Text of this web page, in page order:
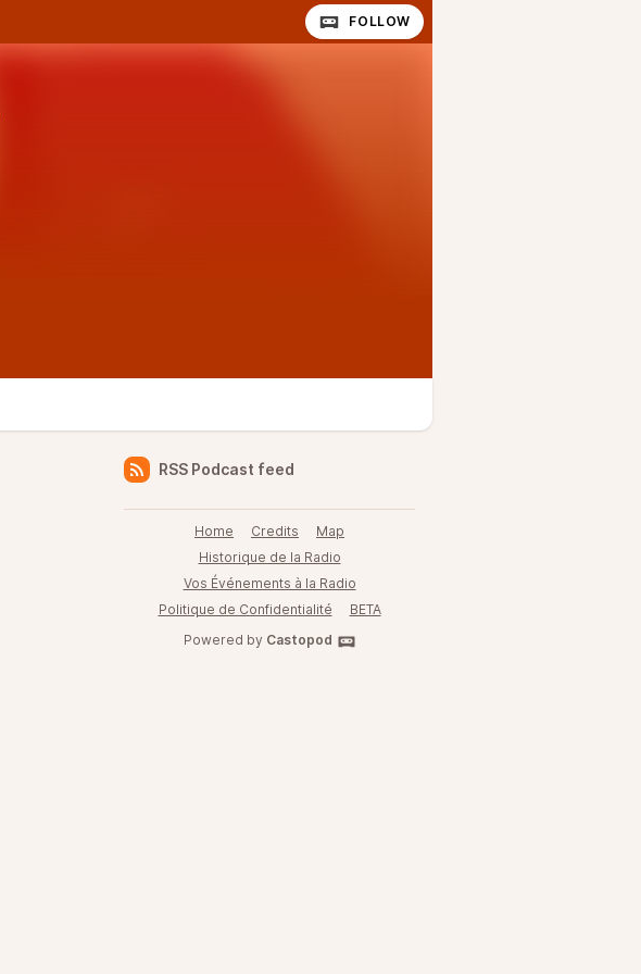
FOLLOW
RSS Podcast feed
Home Credits
Map
Historique de la Radio
Vos Événements à la Radio
Politique de Confidentialité
BETA
Powered by Castopod